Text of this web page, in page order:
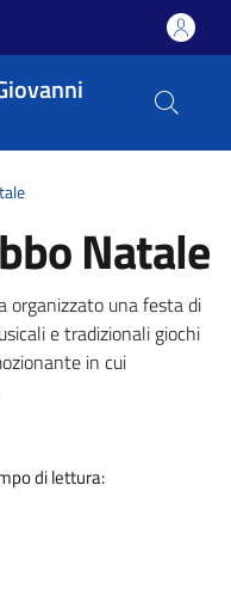
Natale
organizzato una festa di
e tradizionali giochi
in cui
di lettura: